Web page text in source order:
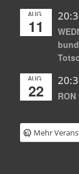
AUG.
11
AUG.
22 RON
Mehr